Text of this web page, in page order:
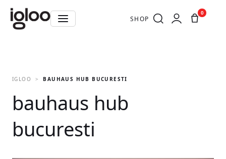
SHOP
0
IGLOO BAUHAUS HUB BUCURESTI
bauhaus hub
bucuresti